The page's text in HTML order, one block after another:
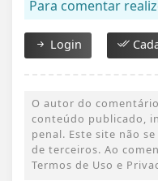
Para comentar
Login
O autor do
conteúdo publicado,
penal. Este site não
de terceiros. Ao
Termos de Uso e